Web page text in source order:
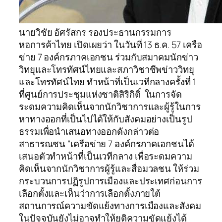
นายวิชัย อัศรัสกร รองประธานกรรมการ
หอการค้าไทย เปิดเผยว่า ในวันที่ 13 ธ.ค. 57 เครือ
ข่าย 7 องค์กรภาคเอกชน ร่วมกับสมาคมนักข่าว
วิทยุและโทรทัศน์ไทยและสภาวิชาชีพข่าววิทยุ
และโทรทัศน์ไทย ทำหน้าที่เป็นเวทีกลางครั้งที่ 1
ที่ศูนย์การประชุมแห่งชาติสิริกิติ์ ในการจัด
ระดมความคิดเห็นจากนักวิชาการและผู้รู้ในการ
หาทางออกที่เป็นไปได้ให้กับสังคมอย่างเป็นรูป
ธรรมเพื่อนำเสนอทางออกดังกล่าวต่อ
สาธารณชน “เครือข่าย 7 องค์กรภาคเอกชนได้
เสนอตัวทำหน้าที่เป็นเวทีกลาง เพื่อระดมความ
คิดเห็นจากนักวิชาการผู้รู้และสื่อมวลชน ให้ร่วม
กระบวนการปฏิรูปการเมืองและประเทศก่อนการ
เลือกตั้งและเห็นว่าการเลือกตั้งภายใต้
สถานการณ์ความขัดแย้งทางการเมืองและสังคม
ในปัจจุบันยังไม่อาจทำให้ยุติความขัดแย้งได้